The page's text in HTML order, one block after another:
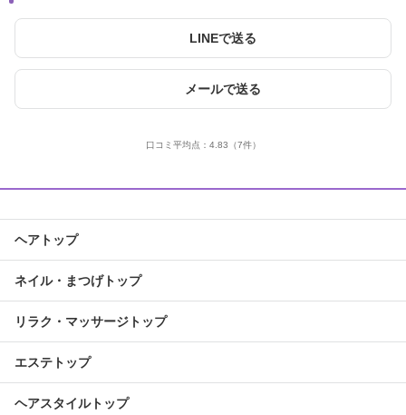
LINEで送る
メールで送る
口コミ平均点： 4.83 （7件）
ヘアトップ
ネイル・まつげトップ
リラク・マッサージトップ
エステトップ
ヘアスタイルトップ